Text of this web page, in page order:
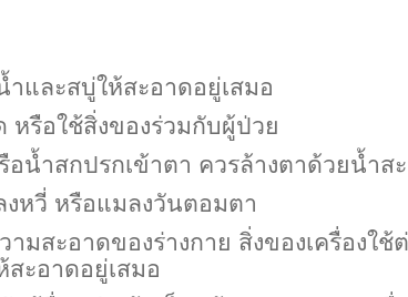
และสบู่ให้สะอาดอยู่เสมอ
หรือใช้สิ่งของร่วมกับผู้ป่วย
อน้ำสกปรกเข้าตา ควรล้างตาด้วยน้ำส
หวี่ หรือแมลงวันตอมตา
มสะอาดของร่างกาย สิ่งของเครื่องใช้
ะอาดอยู่เสมอ